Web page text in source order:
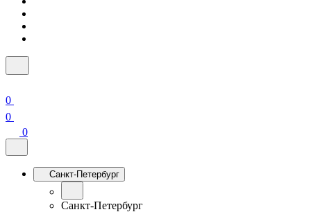
0
0
0
Санкт-Петербург
Санкт-Петербург